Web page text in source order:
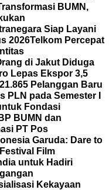
BUMN,
Siap Layani
2026Telkom Percepat
di Jakut Diduga
Lepas Ekspor 3,5
Pelanggan Baru
pada Semester I
Fondasi
BP BUMN dan
PT Pos
Garuda: Dare to
Film
untuk Hadiri
Kekayaan